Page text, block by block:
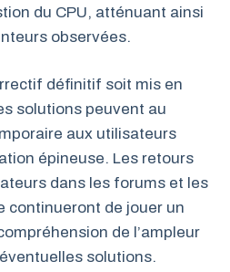
du CPU, atténuant ainsi
observées.
définitif soit mis en
solutions peuvent au
aux utilisateurs
épineuse. Les retours
dans les forums et les
continueront de jouer un
de l’ampleur
solutions.